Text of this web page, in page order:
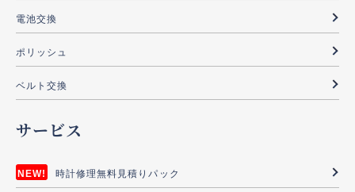
電池交換
ポリッシュ
ベルト交換
サービス
時計修理無料見積りパック